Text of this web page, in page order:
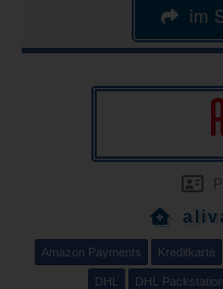
im
Amazon Payments Kreditkarte
DHL DHL Packstation